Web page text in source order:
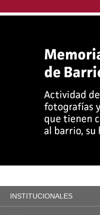
INSTITUCIONALES